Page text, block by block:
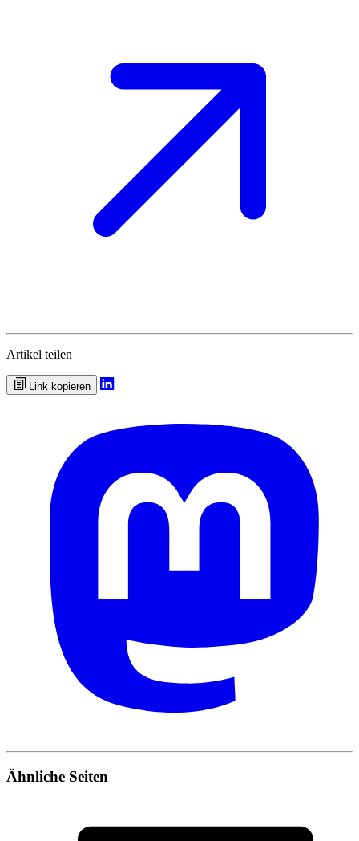
Artikel teilen
Link kopieren
Ähnliche Seiten